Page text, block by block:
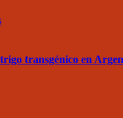
transgénico en